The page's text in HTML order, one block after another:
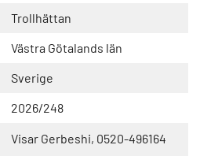
Trollhättan
Västra Götalands län
Sverige
2026/248
Visar Gerbeshi, 0520-496164